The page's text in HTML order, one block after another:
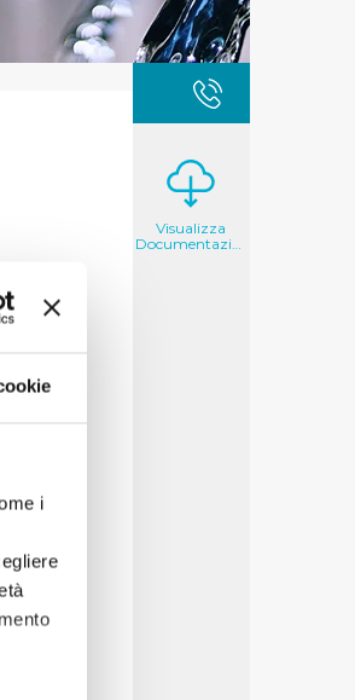
i
Visualizza
Documentazione